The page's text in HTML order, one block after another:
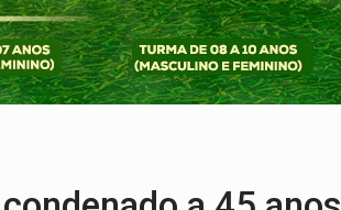
RO
quinta-feira (6) no Espaço Alternativo